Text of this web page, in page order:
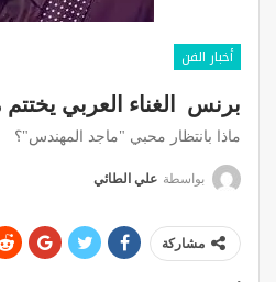
أخبار الفن
برنس الغناء العربي
ماذا بانتظار محبي "ماجد المهندس"؟
بواسطة علي الطائي
مشاركة